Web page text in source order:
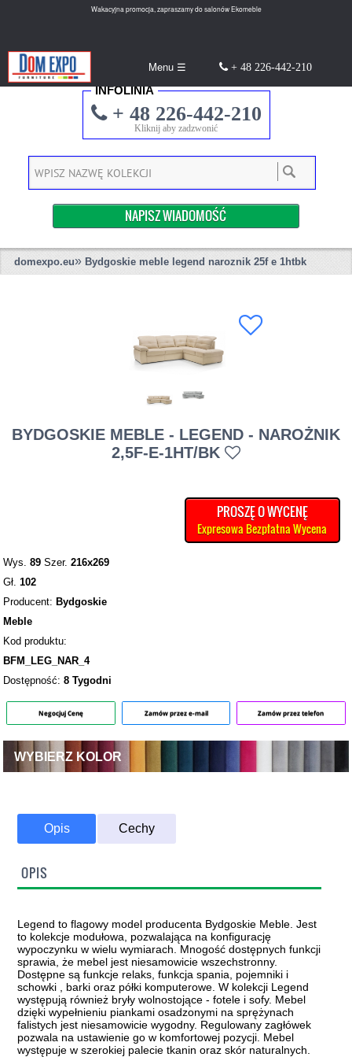
Wakacyjna promocja, zapraszamy do salonów Ekomeble
Menu ☰ + 48 226-442-210
INFOLINIA
+ 48 226-442-210
Kliknij aby zadzwonić
NAPISZ WIADOMOŚĆ
domexpo.eu» Bydgoskie meble legend naroznik 25f e 1htbk
BYDGOSKIE MEBLE - LEGEND - NAROŻNIK
2,5F-E-1HT/BK
PROSZĘ O WYCENĘ
Expresowa Bezpłatna Wycena
Wys.89 Szer.216x269
Gł.102
Producent: Bydgoskie
Meble
Kod produktu:
BFM_LEG_NAR_4
Dostępność:8 Tygodni
Negocjuj Cenę Zamów przez e-mail Zamów przez telefon
WYBIERZ KOLOR
Opis Cechy
OPIS
Legend to flagowy model producenta Bydgoskie Meble. Jest
to kolekcje modułowa, pozwalająca na konfigurację
wypoczynku w wielu wymiarach. Mnogość dostępnych funkcji
sprawia, że mebel jest niesamowicie wszechstronny.
Dostępne są funkcje relaks, funkcja spania, pojemniki i
schowki , barki oraz półki komputerowe. W kolekcji Legend
występują również bryły wolnostojące - fotele i sofy. Mebel
dzięki wypełnieniu piankami osadzonymi na sprężynach
falistych jest niesamowicie wygodny. Regulowany zagłówek
pozwala na ustawienie go w komfortowej pozycji. Mebel
występuje w szerokiej palecie tkanin oraz skór naturalnych.